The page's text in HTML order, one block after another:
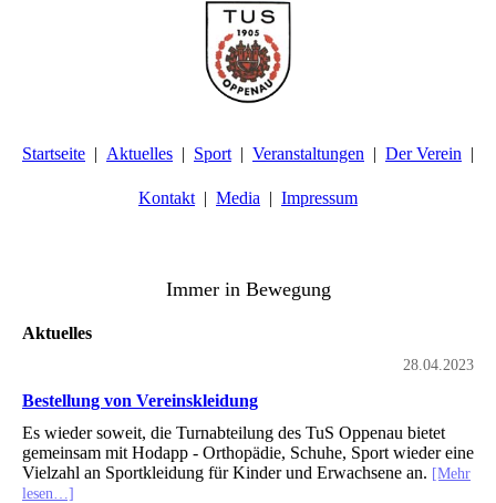
Startseite Aktuelles Sport Veranstaltungen Der Verein
Kontakt Media Impressum
Immer in Bewegung
Aktuelles
28.04.2023
Bestellung von Vereinskleidung
Es wieder soweit, die Turnabteilung des TuS Oppenau bietet
gemeinsam mit Hodapp - Orthopädie, Schuhe, Sport wieder eine
Vielzahl an Sportkleidung für Kinder und Erwachsene an. [Mehr
lesen…]